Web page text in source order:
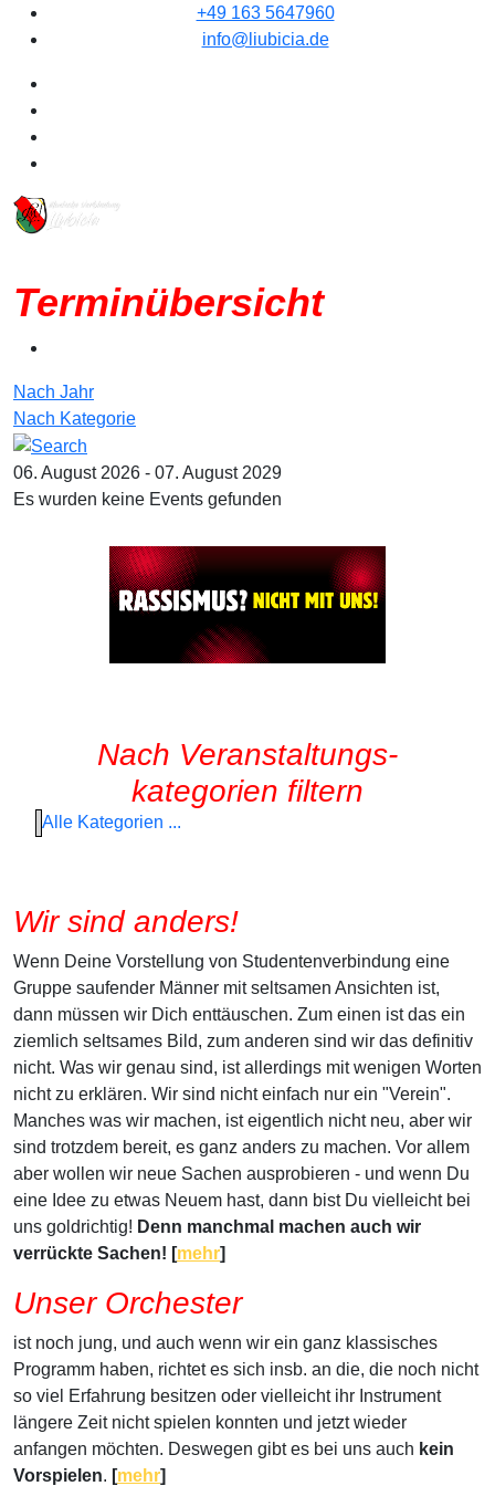
+49 163 5647960
info@liubicia.de
Terminübersicht
Nach Jahr
Nach Kategorie
06. August 2026 - 07. August 2029
Es wurden keine Events gefunden
Nach Veranstaltungs-
kategorien filtern
Alle Kategorien ...
Wir sind anders!
Wenn Deine Vorstellung von Studentenverbindung eine
Gruppe saufender Männer mit seltsamen Ansichten ist,
dann müssen wir Dich enttäuschen. Zum einen ist das ein
ziemlich seltsames Bild, zum anderen sind wir das definitiv
nicht. Was wir genau sind, ist allerdings mit wenigen Worten
nicht zu erklären. Wir sind nicht einfach nur ein "Verein".
Manches was wir machen, ist eigentlich nicht neu, aber wir
sind trotzdem bereit, es ganz anders zu machen. Vor allem
aber wollen wir neue Sachen ausprobieren - und wenn Du
eine Idee zu etwas Neuem hast, dann bist Du vielleicht bei
uns goldrichtig! Denn manchmal machen auch wir
verrückte Sachen! [mehr]
Unser Orchester
ist noch jung, und auch wenn wir ein ganz klassisches
Programm haben, richtet es sich insb. an die, die noch nicht
so viel Erfahrung besitzen oder vielleicht ihr Instrument
längere Zeit nicht spielen konnten und jetzt wieder
anfangen möchten. Deswegen gibt es bei uns auch kein
Vorspielen. [mehr]